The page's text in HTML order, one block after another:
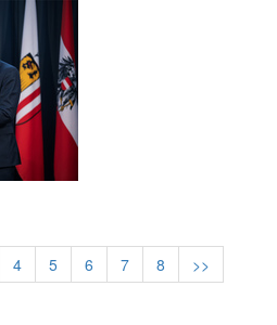
4 5 6 7 8
>>